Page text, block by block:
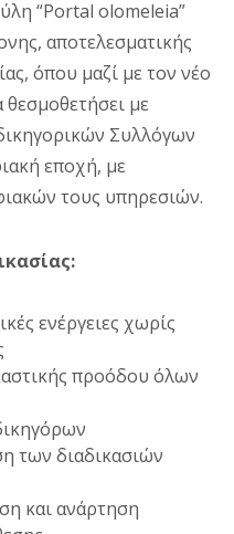
“Portal olomeleia”
αποτελεσματικής
όπου μαζί με τον νέο
με
Συλλόγων
εποχή, με
τους υπηρεσιών.
ενέργειες χωρίς
προόδου όλων
των διαδικασιών
και ανάρτηση